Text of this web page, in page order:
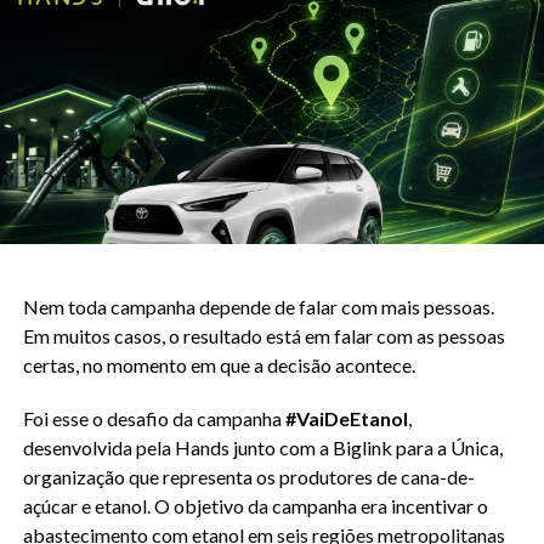
A diferença entre dado de device e dado
É importante distinguir AppBehavior de outros tipos de
dado técnico de dispositivo.
Sistema operacional, modelo do aparelho, versão do
software, resolução de tela, tudo isso são atributos do
device, não do comportamento de quem o usa. Duas pessoas
Apps instalados são diferentes porque refletem escolhas
ativas do usuário. Ninguém instala um app de academia sem
investimentos sem pelo menos interesse no tema. O app é
uma declaração de interesse que o usuário faz para si
mesmo, não para o anunciante.
Nem toda campanha depende de falar com mais pessoas.
Em muitos casos, o resultado está em falar com as pessoas
certas, no momento em que a decisão acontece.
Foi esse o desafio da campanha#VaiDeEtanol,
desenvolvida pela Hands junto com a Biglink para a Única,
organização que representa os produtores de cana-de-
açúcar e etanol. O objetivo da campanha era incentivar o
abastecimento com etanol em seis regiões metropolitanas